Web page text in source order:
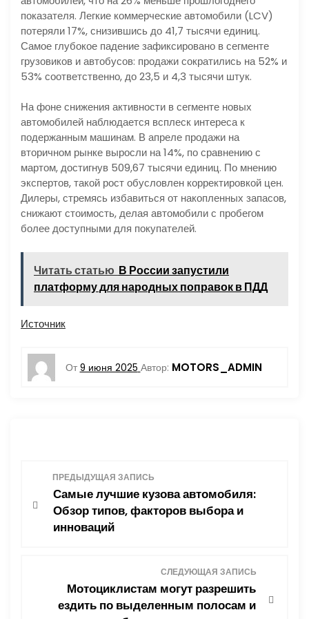
показателя. Легкие коммерческие автомобили (LCV)
потеряли 17%, снизившись до 41,7 тысячи единиц.
Самое глубокое падение зафиксировано в сегменте
грузовиков и автобусов: продажи сократились на 52% и
53% соответственно, до 23,5 и 4,3 тысячи штук.
На фоне снижения активности в сегменте новых
автомобилей наблюдается всплеск интереса к
подержанным машинам. В апреле продажи на
вторичном рынке выросли на 14%, по сравнению с
мартом, достигнув 509,67 тысячи единиц. По мнению
экспертов, такой рост обусловлен корректировкой цен.
Дилеры, стремясь избавиться от накопленных запасов,
снижают стоимость, делая автомобили с пробегом
более доступными для покупателей.
Читать статью В России запустили
платформу для народных поправок в ПДД
Источник
От 9 июня 2025 Автор: MOTORS_ADMIN
ПРЕДЫДУЩАЯ ЗАПИСЬ
Самые лучшие кузова автомобиля:
Обзор типов, факторов выбора и
инноваций
СЛЕДУЮЩАЯ ЗАПИСЬ
Мотоциклистам могут разрешить
ездить по выделенным полосам и